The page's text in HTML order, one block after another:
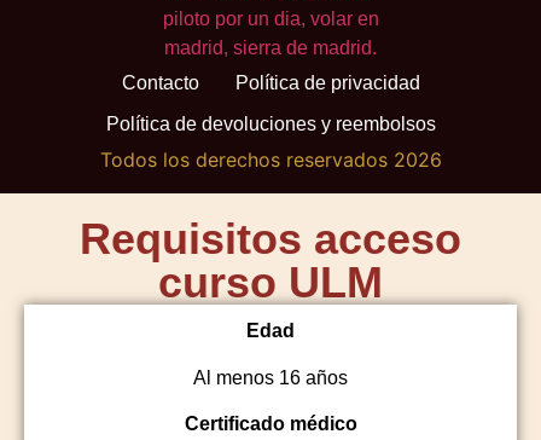
Contacto
Política de privacidad
Política de devoluciones y reembolsos
Todos los derechos reservados 2026
Requisitos acceso
curso ULM
Edad
Al menos 16 años
Certificado médico